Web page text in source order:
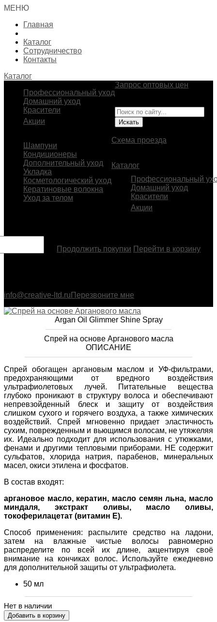
МЕНЮ
Главная
Каталог
Сотрудничество
Контакты
Каталог
Профессиональный уход
Домашний уход
Красители
Акции
Шампуни
Кондиционеры
Дополнительный уход
Укладка
Косметологический уход
Кератиновые волокна
Уход за телом
Запрос оптовых цен
Схема проезда
Каталог
Профессиональный
Домашний уход
Красители
Акции
Продолжить покупки Перейти в корзину
info@creative-ltd.ru Перезвоните мне
Argan Oil Glimmer Shine Spray
Спрей на основе Арганового масла
ОПИСАНИЕ
Спрей обогащен аргановым маслом и УФ-фильтрами,
предохраняющими от вредного воздействия
ультрафиолетовых лучей. Питательные вещества
глубоко проникают в структуру волоса и обеспечивают
непревзойденный блеск и защиту от воздействия
слишком сухого и горячего воздуха, а также химических
воздействий. Спрей мгновенно придает эластичность
сухим, поврежденным и вьющимся волосам, не утяжеляя
их. Идеально подходит для использования с утюжками,
фенами и другими тепловыми приборами. НЕ содержит
сульфатов, хлорида натрия, парабенов, минеральных
масел, окиси этилена и фосфатов.
В состав входят:
аргановое масло, кератин, масло семян льна, масло
миндаля, экстракт оливы, масло оливы,
токоферилацетат (витамин Е).
Способ применения: распылите средство на ладони,
затем на влажные чистые волосы равномерно
распределите по всей их длине, акцентируя своё
внимание на кончиках волос. Используйте ежедневно
для дополнительной защиты от ультрафиолета.
50 мл
Нет в наличии